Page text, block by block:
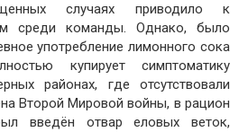
случаях приводило к
среди команды. Однако, было
употребление лимонного сока
купирует симптоматику
районах, где отсутствовали
Второй Мировой войны, в рацион
введён отвар еловых веток,